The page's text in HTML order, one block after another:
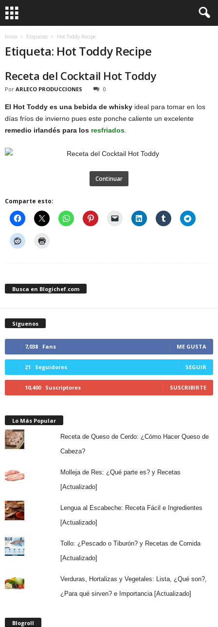
Inicio Etiquetas Hot Toddy Recipe
Etiqueta: Hot Toddy Recipe
Receta del Cocktail Hot Toddy
Por ARLECO PRODUCCIONES 0
El Hot Toddy es una bebida de whisky ideal para tomar en los
días fríos de invierno pues este ponche caliente un excelente
remedio irlandés para los resfriados
Continuar
Comparte esto:
Busca en Blogichef.com
Síguenos
7,038 Fans ME GUSTA
21 Seguidores SEGUIR
10,400 Suscriptores SUSCRIBIRTE
Lo Más Popular
Receta de Queso de Cerdo: ¿Cómo Hacer Queso de
Cabeza?
Molleja de Res: ¿Qué parte es? y Recetas
[Actualizado]
Lengua al Escabeche: Receta Fácil e Ingredientes
[Actualizado]
Tollo: ¿Pescado o Tiburón? y Recetas de Comida
[Actualizado]
Verduras, Hortalizas y Vegetales: Lista, ¿Qué son?,
¿Para qué sirven? e Importancia [Actualizado]
Blogroll